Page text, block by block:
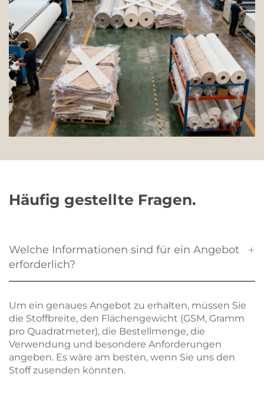
Häufig gestellte Fragen.
Welche Informationen sind für ein Angebot
erforderlich?
Um ein genaues Angebot zu erhalten, müssen Sie
die Stoffbreite, den Flächengewicht (GSM, Gramm
pro Quadratmeter), die Bestellmenge, die
Verwendung und besondere Anforderungen
angeben. Es wäre am besten, wenn Sie uns den
Stoff zusenden könnten.